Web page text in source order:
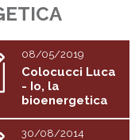
08/05/2019
Colocucci Luca
- Io, la
bioenergetica
e...
30/08/2014